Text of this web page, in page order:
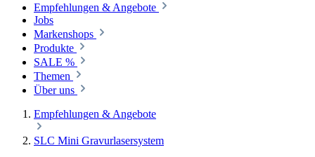
Empfehlungen & Angebote
Jobs
Markenshops
Produkte
SALE %
Themen
Über uns
Empfehlungen & Angebote
SLC Mini Gravurlasersystem